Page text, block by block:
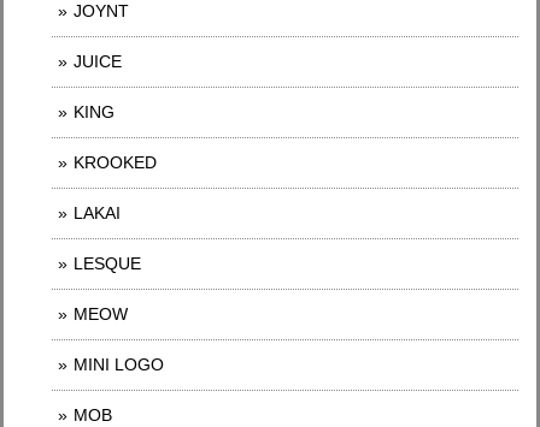
JOYNT
JUICE
KING
KROOKED
LAKAI
LESQUE
MEOW
MINI LOGO
MOB